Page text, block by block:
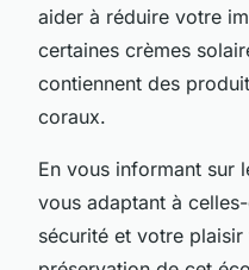
aider à réduire votre
certaines crèmes
contiennent des
coraux.
En vous informant sur
vous adaptant à
sécurité et votre